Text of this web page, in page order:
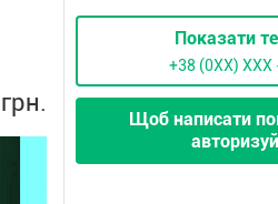
Показати
+38 (0XX)
Щоб написати